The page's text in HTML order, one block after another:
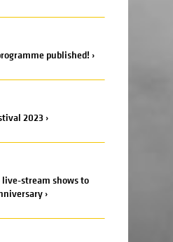
published! ›
2023 ›
stream shows to
›